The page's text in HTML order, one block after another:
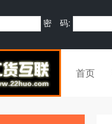
密 码:
首页